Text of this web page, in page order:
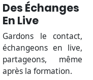
Des Échanges
En Live
Gardons le contact,
échangeons en live,
partageons, même
après la formation.